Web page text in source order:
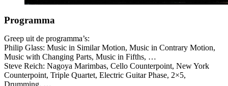
Programma
Greep uit de programma’s:
Philip Glass: Music in Similar Motion, Music in Contrary Motion,
Music with Changing Parts, Music in Fifths, …
Steve Reich: Nagoya Marimbas, Cello Counterpoint, New York
Counterpoint, Triple Quartet, Electric Guitar Phase, 2×5,